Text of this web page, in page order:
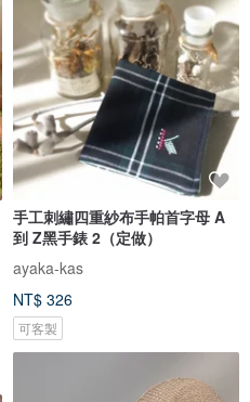
手工刺繡四重紗布手帕首字母 A
到 Z黑手錶 2（定做）
ayaka-kas
NT$ 326
可客製